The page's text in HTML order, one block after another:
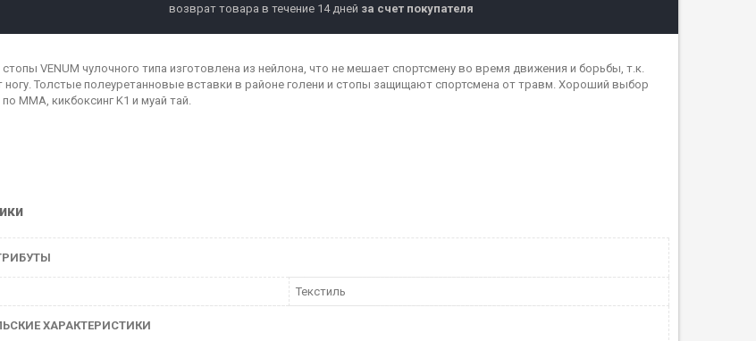
возврат товара в течение 14 дней за счет покупателя
VENUM чулочного типа изготовлена из нейлона, что не мешает спортсмену во время движения и борьбы, т.к.
ногу. Толстые полеуретанновые вставки в районе голени и стопы защищают спортсмена от травм. Хороший выбор
MMA, кикбоксинг K1 и муай тай.
Текстиль
ХАРАКТЕРИСТИКИ